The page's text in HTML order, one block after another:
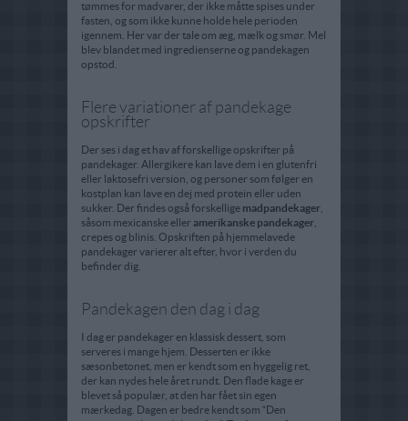
tømmes for madvarer, der ikke måtte spises under
fasten, og som ikke kunne holde hele perioden
igennem. Her var der tale om æg, mælk og smør. Mel
blev blandet med ingredienserne og pandekagen
opstod.
Flere variationer af pandekage
opskrifter
Der ses i dag et hav af forskellige opskrifter på
pandekager. Allergikere kan lave dem i en glutenfri
eller laktosefri version, og personer som følger en
kostplan kan lave en dej med protein eller uden
sukker. Der findes også forskellige madpandekager
såsom mexicanske elleramerikanske pandekager
crepes og blinis. Opskriften på hjemmelavede
pandekager varierer alt efter, hvor i verden du
befinder dig.
Pandekagen den dag i dag
I dag er pandekager en klassisk dessert, som
serveres i mange hjem. Desserten er ikke
sæsonbetonet, men er kendt som en hyggelig ret,
der kan nydes hele året rundt. Den flade kage er
blevet så populær, at den har fået sin egen
mærkedag. Dagen er bedre kendt som “Den